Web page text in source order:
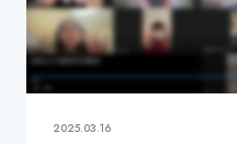
2025.03.16